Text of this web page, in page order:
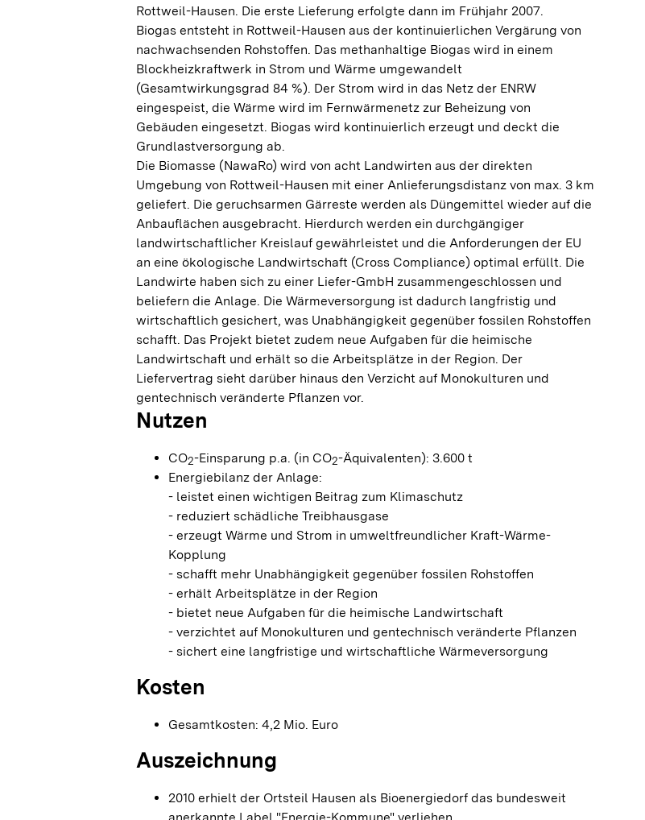
Rottweil-Hausen. Die erste Lieferung erfolgte dann im Frühjahr 2007.
Biogas entsteht in Rottweil-Hausen aus der kontinuierlichen Vergärung von
nachwachsenden Rohstoffen. Das methanhaltige Biogas wird in einem
Blockheizkraftwerk in Strom und Wärme umgewandelt
(Gesamtwirkungsgrad 84 %). Der Strom wird in das Netz der ENRW
eingespeist, die Wärme wird im Fernwärmenetz zur Beheizung von
Gebäuden eingesetzt. Biogas wird kontinuierlich erzeugt und deckt die
Grundlastversorgung ab.
Die Biomasse (NawaRo) wird von acht Landwirten aus der direkten
Umgebung von Rottweil-Hausen mit einer Anlieferungsdistanz von max. 3 km
geliefert. Die geruchsarmen Gärreste werden als Düngemittel wieder auf die
Anbauflächen ausgebracht. Hierdurch werden ein durchgängiger
landwirtschaftlicher Kreislauf gewährleistet und die Anforderungen der EU
an eine ökologische Landwirtschaft (Cross Compliance) optimal erfüllt. Die
Landwirte haben sich zu einer Liefer-GmbH zusammengeschlossen und
beliefern die Anlage. Die Wärmeversorgung ist dadurch langfristig und
wirtschaftlich gesichert, was Unabhängigkeit gegenüber fossilen Rohstoffen
schafft. Das Projekt bietet zudem neue Aufgaben für die heimische
Landwirtschaft und erhält so die Arbeitsplätze in der Region. Der
Liefervertrag sieht darüber hinaus den Verzicht auf Monokulturen und
gentechnisch veränderte Pflanzen vor.
Nutzen
CO2-Einsparung p.a. (in CO2-Äquivalenten): 3.600 t
Energiebilanz der Anlage:
- leistet einen wichtigen Beitrag zum Klimaschutz
- reduziert schädliche Treibhausgase
- erzeugt Wärme und Strom in umweltfreundlicher Kraft-Wärme-
Kopplung
- schafft mehr Unabhängigkeit gegenüber fossilen Rohstoffen
- erhält Arbeitsplätze in der Region
- bietet neue Aufgaben für die heimische Landwirtschaft
- verzichtet auf Monokulturen und gentechnisch veränderte Pflanzen
- sichert eine langfristige und wirtschaftliche Wärmeversorgung
Kosten
Gesamtkosten: 4,2 Mio. Euro
Auszeichnung
2010 erhielt der Ortsteil Hausen als Bioenergiedorf das bundesweit